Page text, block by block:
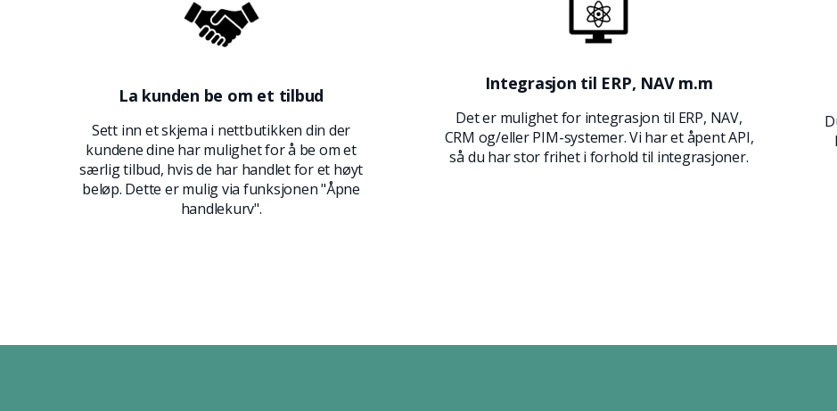
La kunden be om et tilbud
Sett inn et skjema i nettbutikken din der
kundene dine har mulighet for å be om et
særlig tilbud, hvis de har handlet for et høyt
beløp. Dette er mulig via funksjonen "Åpne
handlekurv".
Integrasjon til ERP, NAV m.m
Det er mulighet for integrasjon til ERP, NAV,
CRM og/eller PIM-systemer. Vi har et åpent API,
så du har stor frihet i forhold til integrasjoner.